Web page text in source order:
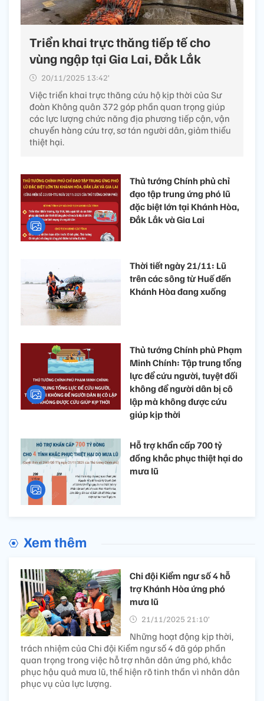
Triển khai trực thăng tiếp tế cho
vùng ngập tại Gia Lai, Đắk Lắk
20/11/2025 13:42’
Việc triển khai trực thăng cứu hộ kịp thời của Sư
đoàn Không quân 372 góp phần quan trọng giúp
các lực lượng chức năng địa phương tiếp cận, vận
chuyển hàng cứu trợ, sơ tán người dân, giảm thiểu
thiệt hại.
Thủ tướng Chính phủ chỉ
đạo tập trung ứng phó lũ
đặc biệt lớn tại Khánh Hòa,
Đắk Lắk và Gia Lai
Thời tiết ngày 21/11: Lũ
trên các sông từ Huế đến
Khánh Hòa đang xuống
Thủ tướng Chính phủ Phạm
Minh Chính: Tập trung tổng
lực để cứu người, tuyệt đối
không để người dân bị cô
lập mà không được cứu
giúp kịp thời
Hỗ trợ khẩn cấp 700 tỷ
đồng khắc phục thiệt hại do
mưa lũ
Xem thêm
Chi đội Kiểm ngư số 4 hỗ
trợ Khánh Hòa ứng phó
mưa lũ
21/11/2025 21:10’
Những hoạt động kịp thời,
trách nhiệm của Chi đội Kiểm ngư số 4 đã góp phần
quan trọng trong việc hỗ trợ nhân dân ứng phó, khắc
phục hậu quả mưa lũ, thể hiện rõ tinh thần vì nhân dân
phục vụ của lực lượng.